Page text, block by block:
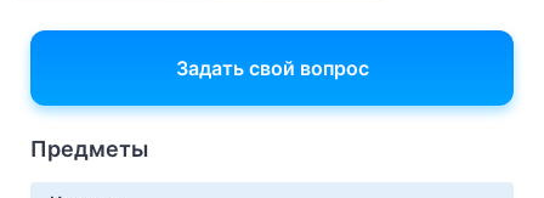
Задать свой вопрос
Предметы